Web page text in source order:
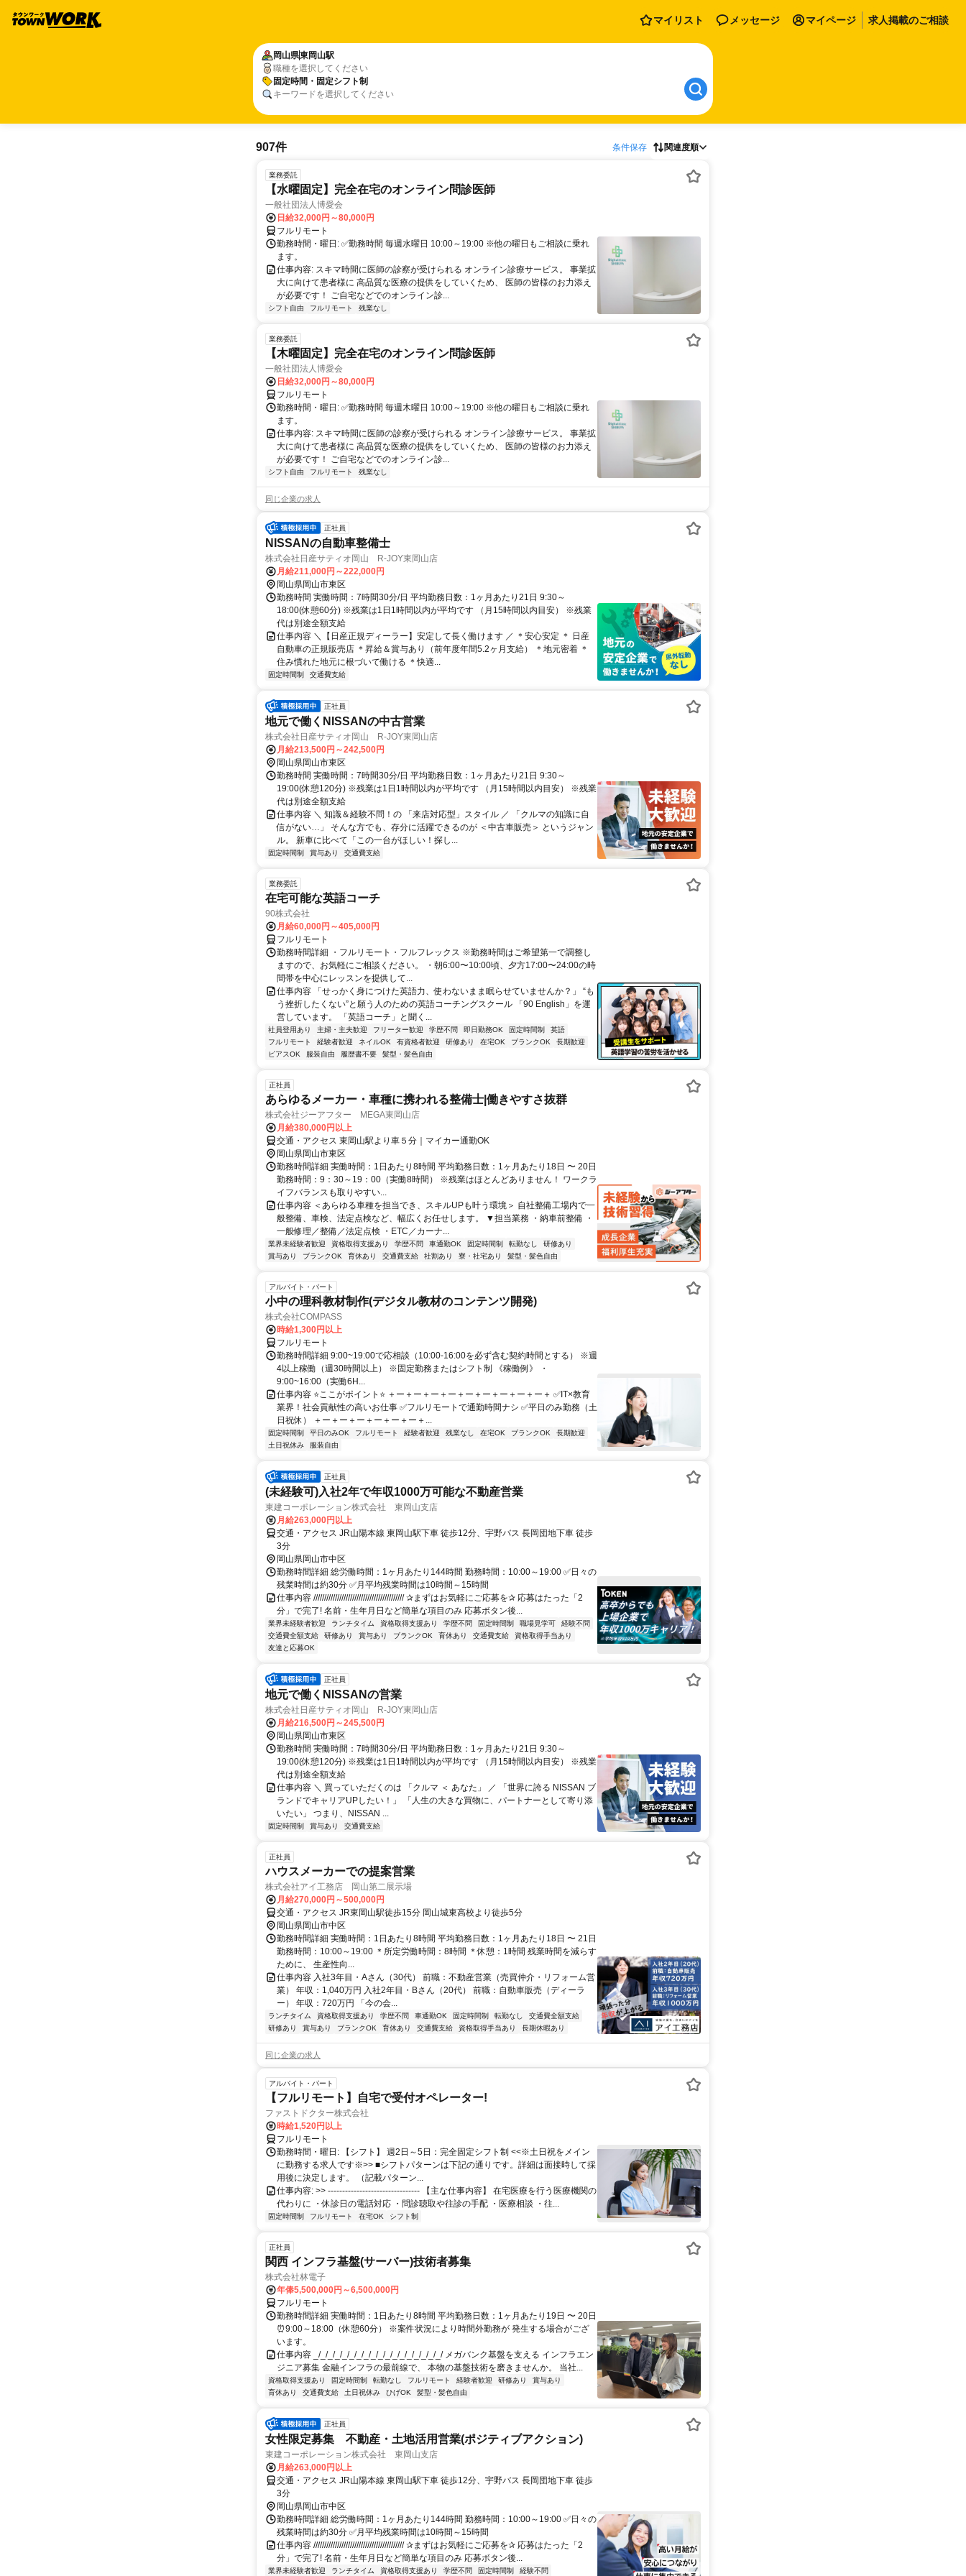
マイリスト メッセージ マイページ 求人掲載のご相談
岡山県東岡山駅
職種を選択してください
固定時間・固定シフト制
キーワードを選択してください
907件 条件保存 関連度順
業務委託
【水曜固定】完全在宅のオンライン問診医師
一般社団法人博愛会
日給32,000円～80,000円
フルリモート
勤務時間・曜日: ✅勤務時間 毎週水曜日 10:00～19:00 ※他の曜日もご相談に乗れ
ます。
仕事内容: スキマ時間に医師の診察が受けられる オンライン診療サービス。 事業拡
大に向けて患者様に 高品質な医療の提供をしていくため、 医師の皆様のお力添え
が必要です！ ご自宅などでのオンライン診...
シフト自由 フルリモート 残業なし
業務委託
【木曜固定】完全在宅のオンライン問診医師
一般社団法人博愛会
日給32,000円～80,000円
フルリモート
勤務時間・曜日: ✅勤務時間 毎週木曜日 10:00～19:00 ※他の曜日もご相談に乗れ
ます。
仕事内容: スキマ時間に医師の診察が受けられる オンライン診療サービス。 事業拡
大に向けて患者様に 高品質な医療の提供をしていくため、 医師の皆様のお力添え
が必要です！ ご自宅などでのオンライン診...
シフト自由 フルリモート 残業なし
同じ企業の求人
正社員
NISSANの自動車整備士
株式会社日産サティオ岡山 R-JOY東岡山店
月給211,000円～222,000円
岡山県岡山市東区
勤務時間 実働時間：7時間30分/日 平均勤務日数：1ヶ月あたり21日 9:30～
18:00(休憩60分) ※残業は1日1時間以内が平均です （月15時間以内目安） ※残業
代は別途全額支給
仕事内容 ＼【日産正規ディーラー】安定して長く働けます ／ ＊安心安定 ＊ 日産
自動車の正規販売店 ＊昇給＆賞与あり（前年度年間5.2ヶ月支給） ＊地元密着 ＊
住み慣れた地元に根づいて働ける ＊快適...
固定時間制 交通費支給
正社員
地元で働くNISSANの中古営業
株式会社日産サティオ岡山 R-JOY東岡山店
月給213,500円～242,500円
岡山県岡山市東区
勤務時間 実働時間：7時間30分/日 平均勤務日数：1ヶ月あたり21日 9:30～
19:00(休憩120分) ※残業は1日1時間以内が平均です （月15時間以内目安） ※残業
代は別途全額支給
仕事内容 ＼ 知識＆経験不問！の 「来店対応型」スタイル ／ 「クルマの知識に自
信がない…」 そんな方でも、存分に活躍できるのが ＜中古車販売＞ というジャン
ル。 新車に比べて「この一台がほしい！探し...
固定時間制 賞与あり 交通費支給
業務委託
在宅可能な英語コーチ
90株式会社
月給60,000円～405,000円
フルリモート
勤務時間詳細 ・フルリモート・フルフレックス ※勤務時間はご希望第一で調整し
ますので、お気軽にご相談ください。 ・朝6:00〜10:00頃、夕方17:00〜24:00の時
間帯を中心にレッスンを提供して...
仕事内容 「せっかく身につけた英語力、使わないまま眠らせていませんか？」 “も
う挫折したくない”と願う人のための英語コーチングスクール 「90 English」を運
営しています。 「英語コーチ」と聞く...
社員登用あり 主婦・主夫歓迎 フリーター歓迎 学歴不問 即日勤務OK 固定時間制
英語
フルリモート
経験者歓迎 ネイルOK 有資格者歓迎 研修あり 在宅OK ブランクOK
長期歓迎
ピアスOK
服装自由 履歴書不要 髪型・髪色自由
正社員
あらゆるメーカー・車種に携われる整備士|働きやすさ抜群
株式会社ジーアフター MEGA東岡山店
月給380,000円以上
交通・アクセス 東岡山駅より車５分｜マイカー通勤OK
岡山県岡山市東区
勤務時間詳細 実働時間：1日あたり8時間 平均勤務日数：1ヶ月あたり18日 〜 20日
勤務時間：9：30～19：00（実働8時間） ※残業はほとんどありません！ ワークラ
イフバランスも取りやすい...
仕事内容 ＜あらゆる車種を担当でき、スキルUPも叶う環境＞ 自社整備工場内で一
般整備、車検、法定点検など、幅広くお任せします。 ▼担当業務 ・納車前整備 ・
一般修理／整備／法定点検 ・ETC／カーナ...
業界未経験者歓迎 資格取得支援あり 学歴不問 車通勤OK 固定時間制 転勤なし
研修あり
賞与あり
ブランクOK 育休あり 交通費支給 社割あり 寮・社宅あり 髪型・髪色自由
アルバイト・パート
小中の理科教材制作(デジタル教材のコンテンツ開発)
株式会社COMPASS
時給1,300円以上
フルリモート
勤務時間詳細 9:00~19:00で応相談（10:00-16:00を必ず含む契約時間とする） ※週
4以上稼働（週30時間以上） ※固定勤務またはシフト制 《稼働例》 ・
9:00~16:00（実働6H...
仕事内容 ⭐ここがポイント⭐ ＋ー＋ー＋ー＋ー＋ー＋ー＋ー＋ー＋ー＋ ✅IT×教育
業界！社会貢献性の高いお仕事 ✅フルリモートで通勤時間ナシ ✅平日のみ勤務（土
日祝休） ＋ー＋ー＋ー＋ー＋ー＋ー＋...
固定時間制 平日のみOK フルリモート 経験者歓迎 残業なし 在宅OK ブランクOK
長期歓迎
土日祝休み
服装自由
正社員
(未経験可)入社2年で年収1000万可能な不動産営業
東建コーポレーション株式会社 東岡山支店
月給263,000円以上
交通・アクセス JR山陽本線 東岡山駅下車 徒歩12分、宇野バス 長岡団地下車 徒歩
3分
岡山県岡山市中区
勤務時間詳細 総労働時間：1ヶ月あたり144時間 勤務時間：10:00～19:00 ✅日々の
残業時間は約30分 ✅月平均残業時間は10時間～15時間
仕事内容 ////////////////////////////////////////// ✰まずはお気軽にご応募を✰ 応募はたった「2
分」で完了! 名前・生年月日など簡単な項目のみ 応募ボタン後...
業界未経験者歓迎 ランチタイム 資格取得支援あり 学歴不問 固定時間制 職場見学可
経験不問
交通費全額支給
研修あり 賞与あり ブランクOK 育休あり 交通費支給
資格取得手当あり
友達と応募OK
正社員
地元で働くNISSANの営業
株式会社日産サティオ岡山 R-JOY東岡山店
月給216,500円～245,500円
岡山県岡山市東区
勤務時間 実働時間：7時間30分/日 平均勤務日数：1ヶ月あたり21日 9:30～
19:00(休憩120分) ※残業は1日1時間以内が平均です （月15時間以内目安） ※残業
代は別途全額支給
仕事内容 ＼ 買っていただくのは 「クルマ ＜ あなた」 ／ 「世界に誇る NISSAN ブ
ランドでキャリアUPしたい！」 「人生の大きな買物に、パートナーとして寄り添
いたい」 つまり、NISSAN ...
固定時間制 賞与あり 交通費支給
正社員
ハウスメーカーでの提案営業
株式会社アイ工務店 岡山第二展示場
月給270,000円～500,000円
交通・アクセス JR東岡山駅徒歩15分 岡山城東高校より徒歩5分
岡山県岡山市中区
勤務時間詳細 実働時間：1日あたり8時間 平均勤務日数：1ヶ月あたり18日 〜 21日
勤務時間：10:00～19:00 ＊所定労働時間：8時間 ＊休憩：1時間 残業時間を減らす
ために、 生産性向...
仕事内容 入社3年目・Aさん（30代） 前職：不動産営業（売買仲介・リフォーム営
業） 年収：1,040万円 入社2年目・Bさん（20代） 前職：自動車販売（ディーラ
ー） 年収：720万円 「今の会...
ランチタイム 資格取得支援あり 学歴不問 車通勤OK 固定時間制 転勤なし
交通費全額支給
研修あり
賞与あり ブランクOK 育休あり 交通費支給 資格取得手当あり 長期休暇あり
同じ企業の求人
アルバイト・パート
【フルリモート】自宅で受付オペレーター!
ファストドクター株式会社
時給1,520円以上
フルリモート
勤務時間・曜日: 【シフト】 週2日～5日：完全固定シフト制 <<※土日祝をメイン
に勤務する求人です※>> ■シフトパターンは下記の通りです。詳細は面接時して採
用後に決定します。 （記載パターン...
仕事内容: >> -------------------------------- 【主な仕事内容】 在宅医療を行う医療機関の
代わりに ・休診日の電話対応 ・問診聴取や往診の手配 ・医療相談 ・往...
固定時間制 フルリモート 在宅OK シフト制
正社員
関西 インフラ基盤(サーバー)技術者募集
株式会社林電子
年俸5,500,000円～6,500,000円
フルリモート
勤務時間詳細 実働時間：1日あたり8時間 平均勤務日数：1ヶ月あたり19日 〜 20日
⏰9:00～18:00（休憩60分） ※案件状況により時間外勤務が 発生する場合がござ
います。
仕事内容 _/_/_/_/_/_/_/_/_/_/_/_/_/_/_/_/_/_/ メガバンク基盤を支える インフラエン
ジニア募集 金融インフラの最前線で、 本物の基盤技術を磨きませんか。 当社...
資格取得支援あり 固定時間制 転勤なし フルリモート 経験者歓迎 研修あり
賞与あり
育休あり
交通費支給 土日祝休み ひげOK 髪型・髪色自由
正社員
女性限定募集 不動産・土地活用営業(ポジティブアクション)
東建コーポレーション株式会社 東岡山支店
月給263,000円以上
交通・アクセス JR山陽本線 東岡山駅下車 徒歩12分、宇野バス 長岡団地下車 徒歩
3分
岡山県岡山市中区
勤務時間詳細 総労働時間：1ヶ月あたり144時間 勤務時間：10:00～19:00 ✅日々の
残業時間は約30分 ✅月平均残業時間は10時間～15時間
仕事内容 ////////////////////////////////////////// ✰まずはお気軽にご応募を✰ 応募はたった「2
分」で完了! 名前・生年月日など簡単な項目のみ 応募ボタン後...
業界未経験者歓迎 ランチタイム 資格取得支援あり 学歴不問 固定時間制 経験不問